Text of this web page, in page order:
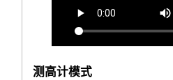
测高计模式